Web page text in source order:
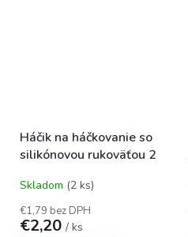
Háčik na háčkovanie so
silikónovou rukoväťou 2
Skladom (2 ks)
€1,79 bez DPH
€2,20 / ks